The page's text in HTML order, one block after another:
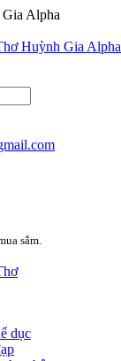
Alpha
Huỳnh Gia Alpha
sắm.
dục